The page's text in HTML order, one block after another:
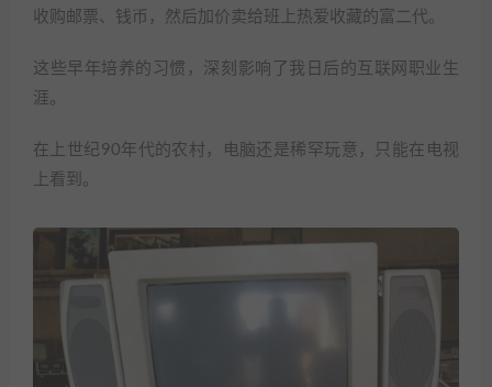
收购邮票、钱币，然后加价卖给班上热爱收藏的富二代。
这些早年培养的习惯，深刻影响了我日后的互联网职业生
涯。
在上世纪90年代的农村，电脑还是稀罕玩意，只能在电视
上看到。